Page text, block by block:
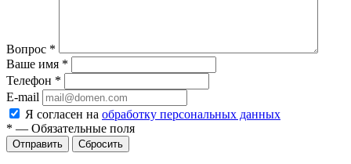
Вопрос *
Ваше имя *
Телефон *
E-mail
Я согласен на обработку персональных данных
* — Обязательные поля
Сбросить